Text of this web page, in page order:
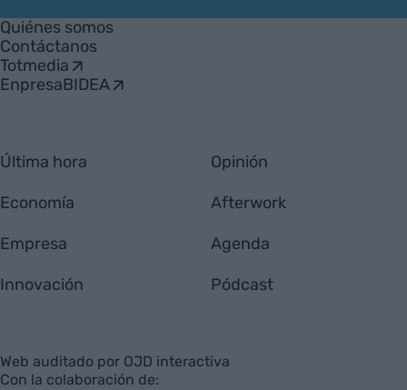
Empresa
Quiénes somos
Contáctanos
Totmedia
EnpresaBIDEA
Última hora
Economía
Empresa
Innovación
Opinión
Afterwork
Agenda
Pódcast
Web auditado por OJD interactiva
Con la colaboración de: